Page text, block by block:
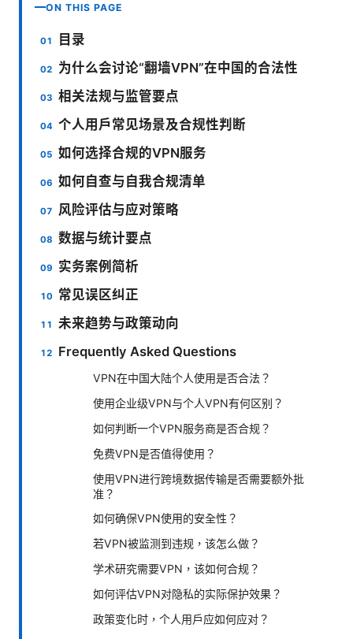
ON THIS PAGE
目录
为什么会讨论“翻墙VPN”在中国的合法性
相关法规与监管要点
个人用户常见场景及合规性判断
如何选择合规的VPN服务
如何自查与自我合规清单
风险评估与应对策略
数据与统计要点
实务案例简析
常见误区纠正
未来趋势与政策动向
Frequently Asked Questions
VPN在中国大陆个人使用是否合法？
使用企业级VPN与个人VPN有何区别？
如何判断一个VPN服务商是否合规？
免费VPN是否值得使用？
使用VPN进行跨境数据传输是否需要额外批
准？
如何确保VPN使用的安全性？
若VPN被监测到违规，该怎么做？
学术研究需要VPN，该如何合规？
如何评估VPN对隐私的实际保护效果？
政策变化时，个人用户应如何应对？